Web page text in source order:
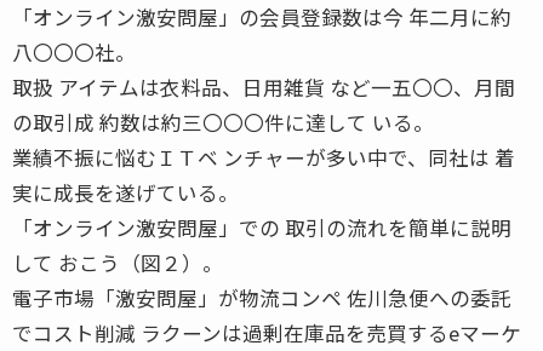
「オンライン激安問屋」の会員登録数は今 年二月に約
八〇〇〇社。
取扱 アイテムは衣料品、日用雑貨 など一五〇〇、月間
の取引成 約数は約三〇〇〇件に達して いる。
業績不振に悩むＩＴベ ンチャーが多い中で、同社は 着
実に成長を遂げている。
「オンライン激安問屋」での 取引の流れを簡単に説明
して おこう（図２）。
電子市場「激安問屋」が物流コンペ 佐川急便への委託
でコスト削減 ラクーンは過剰在庫品を売買するeマーケ